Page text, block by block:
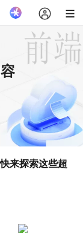
来探索这些超